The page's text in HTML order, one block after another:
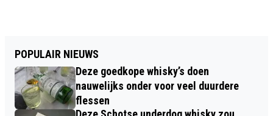
POPULAIR NIEUWS
Deze goedkope whisky’s doen
nauwelijks onder voor veel duurdere
flessen